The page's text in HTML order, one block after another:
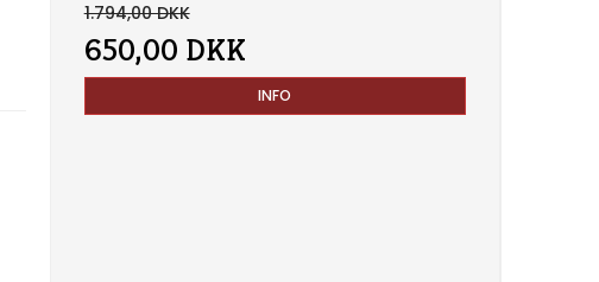
1.794,00 DKK
650,00 DKK
INFO